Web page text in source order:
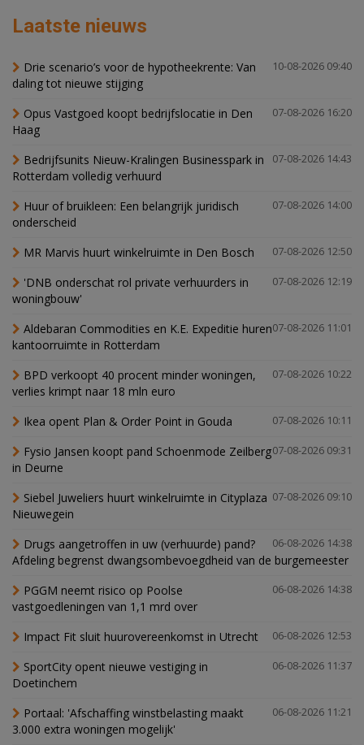
Laatste nieuws
10-08-2026 09:40
Drie scenario’s voor de hypotheekrente: Van
daling tot nieuwe stijging
07-08-2026 16:20
Opus Vastgoed koopt bedrijfslocatie in Den
Haag
07-08-2026 14:43
Bedrijfsunits Nieuw-Kralingen Businesspark in
Rotterdam volledig verhuurd
07-08-2026 14:00
Huur of bruikleen: Een belangrijk juridisch
onderscheid
07-08-2026 12:50
MR Marvis huurt winkelruimte in Den Bosch
07-08-2026 12:19
'DNB onderschat rol private verhuurders in
woningbouw'
07-08-2026 11:01
Aldebaran Commodities en K.E. Expeditie huren
kantoorruimte in Rotterdam
07-08-2026 10:22
BPD verkoopt 40 procent minder woningen,
verlies krimpt naar 18 mln euro
07-08-2026 10:11
Ikea opent Plan & Order Point in Gouda
07-08-2026 09:31
Fysio Jansen koopt pand Schoenmode Zeilberg
in Deurne
07-08-2026 09:10
Siebel Juweliers huurt winkelruimte in Cityplaza
Nieuwegein
06-08-2026 14:38
Drugs aangetroffen in uw (verhuurde) pand?
Afdeling begrenst dwangsombevoegdheid van de burgemeester
06-08-2026 14:38
PGGM neemt risico op Poolse
vastgoedleningen van 1,1 mrd over
06-08-2026 12:53
Impact Fit sluit huurovereenkomst in Utrecht
06-08-2026 11:37
SportCity opent nieuwe vestiging in
Doetinchem
06-08-2026 11:21
Portaal: 'Afschaffing winstbelasting maakt
3.000 extra woningen mogelijk'